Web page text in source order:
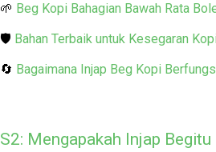
🌱 Beg Kopi Bahagian Bawah Rata
🛡️ Bahan Terbaik untuk Kesegaran Kopi
🔄 Bagaimana Injap Beg Kopi
S2: Mengapakah Injap